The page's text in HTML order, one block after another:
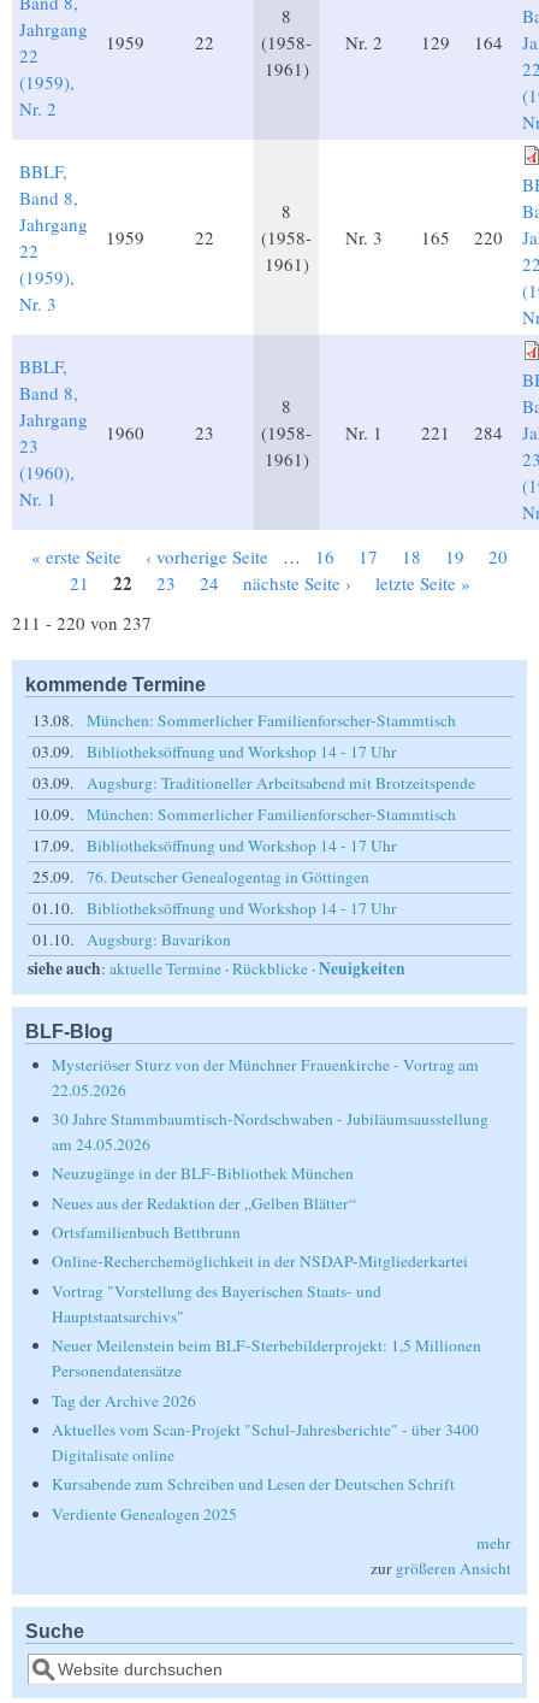
Jahrgang
22
(1959),
Nr. 2
1959 22
8
(1958-
1961)
Nr. 2 129 164
BBLF,
Band 8,
Jahrgang
22
(1959),
Nr. 3
1959 22
8
(1958-
1961)
Nr. 3 165 220
BBLF,
Band 8,
Jahrgang
23
(1960),
Nr. 1
1960 23
8
(1958-
1961)
Nr. 1 221 284
Seiten
« erste Seite ‹ vorherige Seite … 16 17 18 19
20
21
22 23 24 nächste Seite ›
letzte Seite »
211 - 220 von 237
kommende Termine
13.08.
München: Sommerlicher Familienforscher-Stammtisch
03.09.
Bibliotheksöffnung und Workshop 14 - 17 Uhr
03.09.
Augsburg: Traditioneller Arbeitsabend mit Brotzeitspende
10.09.
München: Sommerlicher Familienforscher-Stammtisch
17.09.
Bibliotheksöffnung und Workshop 14 - 17 Uhr
25.09.
76. Deutscher Genealogentag in Göttingen
01.10.
Bibliotheksöffnung und Workshop 14 - 17 Uhr
01.10.
Augsburg: Bavarikon
siehe auch: aktuelle Termine ·Rückblicke ·Neuigkeiten
BLF-Blog
Mysteriöser Sturz von der Münchner Frauenkirche - Vortrag am
22.05.2026
30 Jahre Stammbaumtisch-Nordschwaben - Jubiläumsausstellung
am 24.05.2026
Neuzugänge in der BLF-Bibliothek München
Neues aus der Redaktion der „Gelben Blätter“
Ortsfamilienbuch Bettbrunn
Online-Recherchemöglichkeit in der NSDAP-Mitgliederkartei
Vortrag "Vorstellung des Bayerischen Staats- und
Hauptstaatsarchivs"
Neuer Meilenstein beim BLF-Sterbebilderprojekt: 1,5 Millionen
Personendatensätze
Tag der Archive 2026
Aktuelles vom Scan-Projekt "Schul-Jahresberichte" - über 3400
Digitalisate online
Kursabende zum Schreiben und Lesen der Deutschen Schrift
Verdiente Genealogen 2025
mehr
zur größeren Ansicht
Suche
Suche